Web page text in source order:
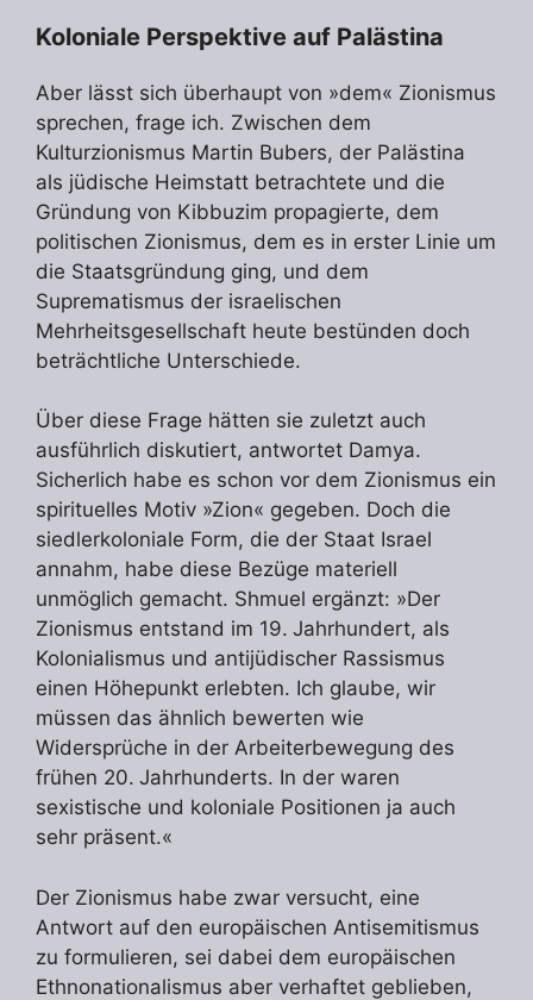
Koloniale Perspektive auf Palästina
Aber lässt sich überhaupt von »dem« Zionismus
sprechen, frage ich. Zwischen dem
Kulturzionismus Martin Bubers, der Palästina
als jüdische Heimstatt betrachtete und die
Gründung von Kibbuzim propagierte, dem
politischen Zionismus, dem es in erster Linie um
die Staatsgründung ging, und dem
Suprematismus der israelischen
Mehrheitsgesellschaft heute bestünden doch
beträchtliche Unterschiede.
Über diese Frage hätten sie zuletzt auch
ausführlich diskutiert, antwortet Damya.
Sicherlich habe es schon vor dem Zionismus ein
spirituelles Motiv »Zion« gegeben. Doch die
siedlerkoloniale Form, die der Staat Israel
annahm, habe diese Bezüge materiell
unmöglich gemacht. Shmuel ergänzt: »Der
Zionismus entstand im 19. Jahrhundert, als
Kolonialismus und antijüdischer Rassismus
einen Höhepunkt erlebten. Ich glaube, wir
müssen das ähnlich bewerten wie
Widersprüche in der Arbeiterbewegung des
frühen 20. Jahrhunderts. In der waren
sexistische und koloniale Positionen ja auch
sehr präsent.«
Der Zionismus habe zwar versucht, eine
Antwort auf den europäischen Antisemitismus
zu formulieren, sei dabei dem europäischen
Ethnonationalismus aber verhaftet geblieben,